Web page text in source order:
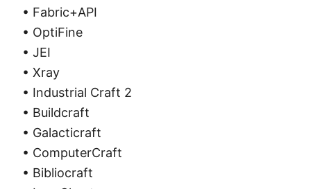
• Fabric+API
• OptiFine
• JEI
• Xray
• Industrial Craft 2
• Buildcraft
• Galacticraft
• ComputerCraft
• Bibliocraft